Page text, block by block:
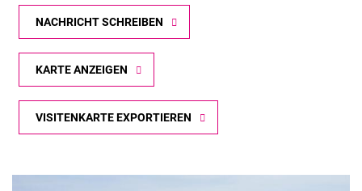
NACHRICHT SCHREIBEN
KARTE ANZEIGEN
VISITENKARTE EXPORTIEREN